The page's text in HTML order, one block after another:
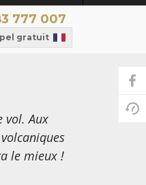
777 007
gratuit
vol. Aux
le mieux !